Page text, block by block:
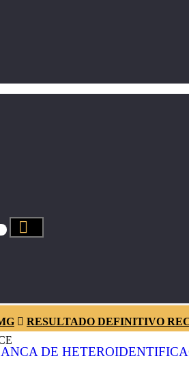
RESULTADO DEFINITIVO
DE